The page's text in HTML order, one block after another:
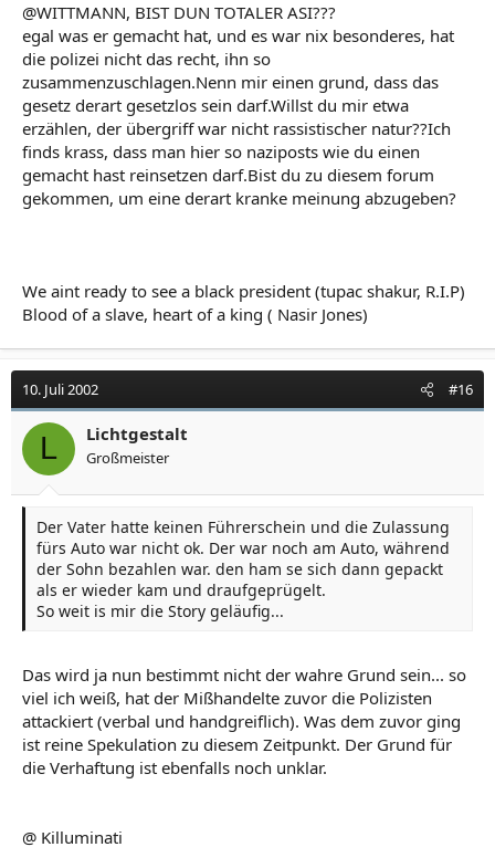
@WITTMANN, BIST DUN TOTALER ASI???
egal was er gemacht hat, und es war nix besonderes, hat
die polizei nicht das recht, ihn so
zusammenzuschlagen.Nenn mir einen grund, dass das
gesetz derart gesetzlos sein darf.Willst du mir etwa
erzählen, der übergriff war nicht rassistischer natur??Ich
finds krass, dass man hier so naziposts wie du einen
gemacht hast reinsetzen darf.Bist du zu diesem forum
gekommen, um eine derart kranke meinung abzugeben?
We aint ready to see a black president (tupac shakur, R.I.P)
Blood of a slave, heart of a king ( Nasir Jones)
10. Juli 2002 #16
L Lichtgestalt
Großmeister
Der Vater hatte keinen Führerschein und die Zulassung
fürs Auto war nicht ok. Der war noch am Auto, während
der Sohn bezahlen war. den ham se sich dann gepackt
als er wieder kam und draufgeprügelt.
So weit is mir die Story geläufig...
Das wird ja nun bestimmt nicht der wahre Grund sein... so
viel ich weiß, hat der Mißhandelte zuvor die Polizisten
attackiert (verbal und handgreiflich). Was dem zuvor ging
ist reine Spekulation zu diesem Zeitpunkt. Der Grund für
die Verhaftung ist ebenfalls noch unklar.
@ Killuminati